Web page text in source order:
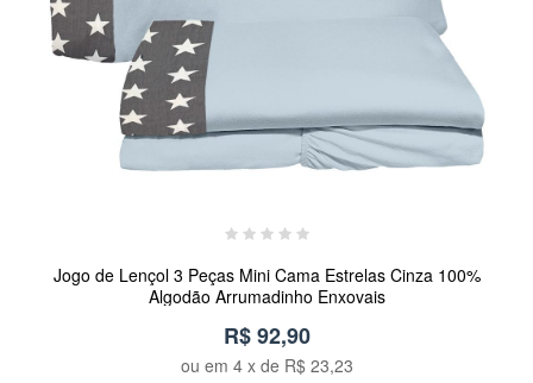
Jogo de Lençol 3 Peças Mini Cama Estrelas Cinza 100%
Algodão Arrumadinho Enxovais
R$ 92,90
ou em 4x de R$ 23,23